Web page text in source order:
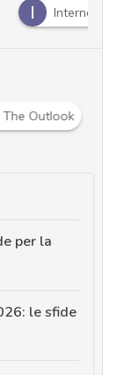
Of Things
in tempo reale e
per la
le sfide